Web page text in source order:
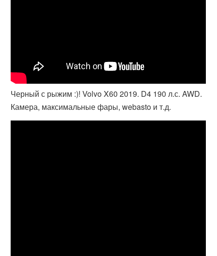
Черный с рыжим :)! Volvo X60 2019. D4 190 л.с. AWD.
Камера, максимальные фары, webasto и т.д.